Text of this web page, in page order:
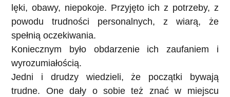
lęki, obawy, niepokoje. Przyjęto ich z potrzeby, z
powodu trudności personalnych, z wiarą, że
spełnią oczekiwania.
Koniecznym było obdarzenie ich zaufaniem i
wyrozumiałością.
Jedni i drudzy wiedzieli, że początki bywają
trudne. One dały o sobie też znać w miejscu